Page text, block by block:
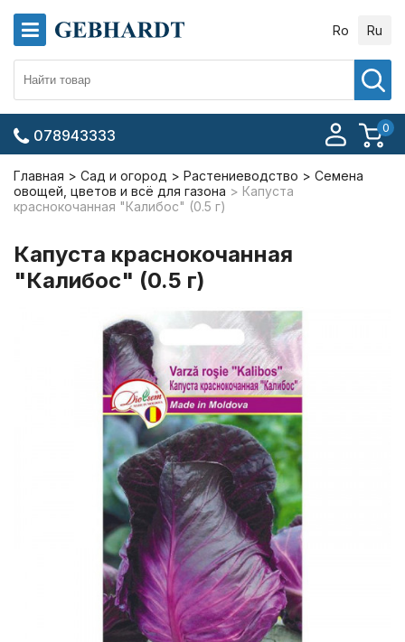
Ro Ru
0
078943333
Главная Сад и огород Растениеводство
Семена
овощей, цветов и всё для газона
Капуста
краснокочанная "Калибос" (0.5 г)
Капуста краснокочанная
"Калибос" (0.5 г)